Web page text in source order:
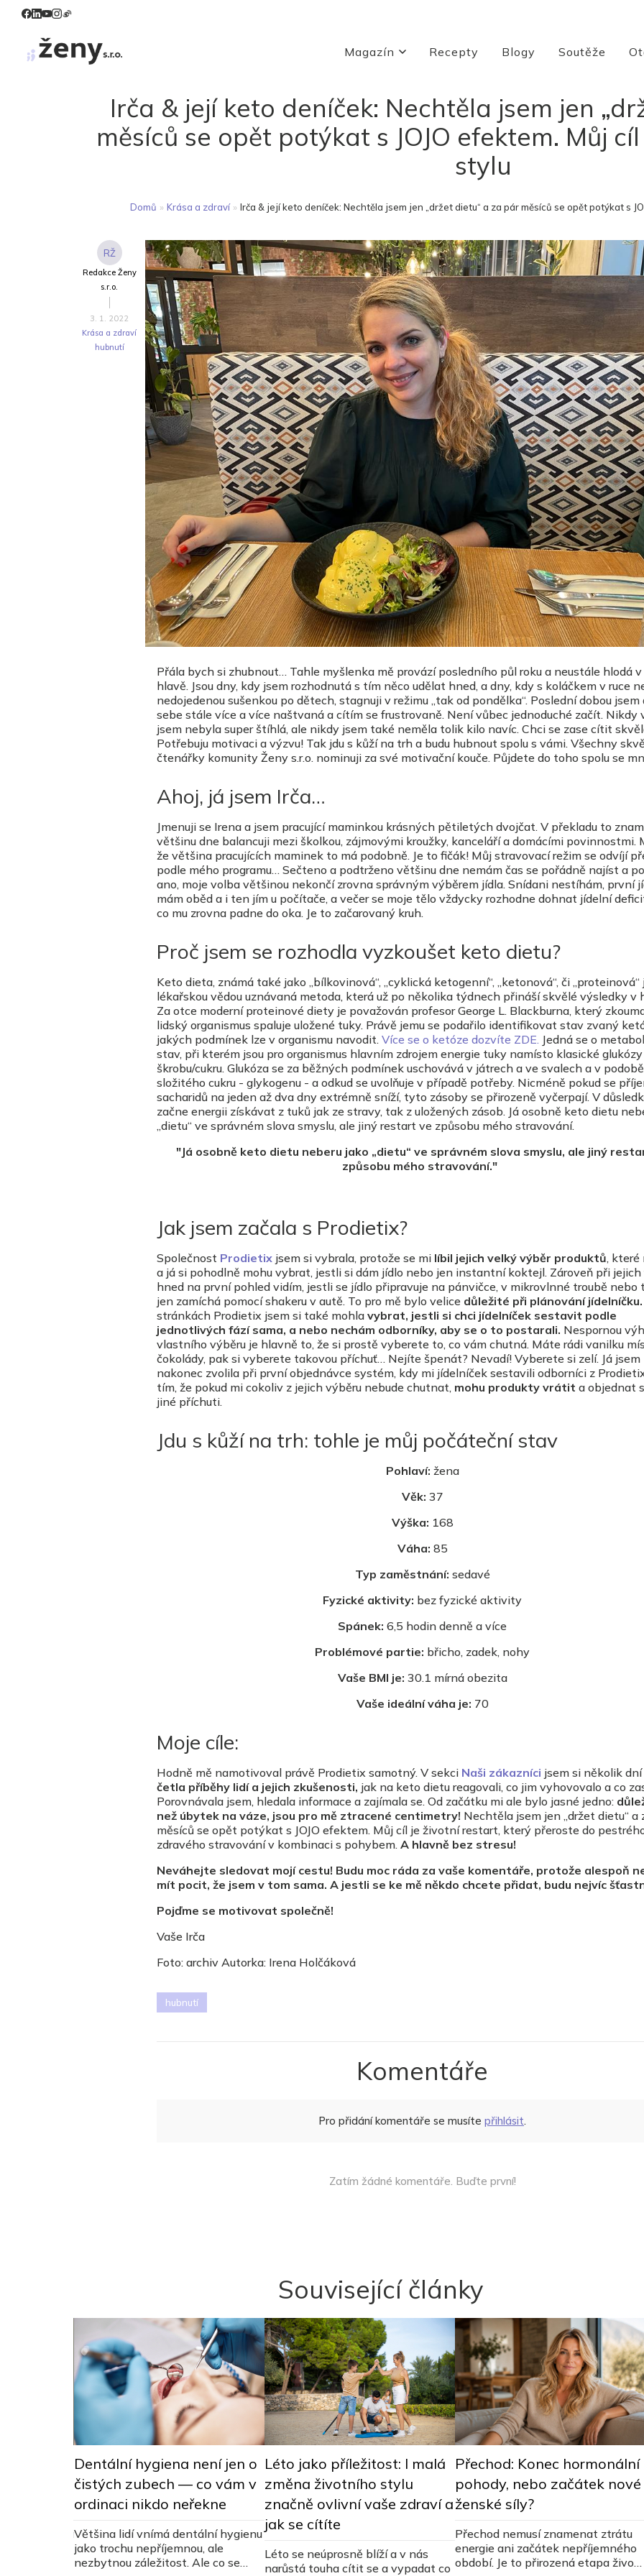
Magazín Recepty Blogy Soutěže
Irča & její keto deníček: Nechtěla jsem jen
měsíců se opět potýkat s JOJO efektem. Můj
stylu
Domů » Krása a zdraví » Irča & její keto deníček: Nechtěla jsem jen „držet dietu“ a za pár měsíců se opět potýkat s
RŽ
Redakce Ženy
s.r.o.
3. 1. 2022
Krása a zdraví
hubnutí
Přála bych si zhubnout… Tahle myšlenka mě provází posledního půl roku a neustále hlodá v
hlavě. Jsou dny, kdy jsem rozhodnutá s tím něco udělat hned, a dny, kdy s koláčkem v ruce
nedojedenou sušenkou po dětech, stagnuji v režimu „tak od pondělka“. Poslední dobou jsem
sebe stále více a více naštvaná a cítím se frustrovaně. Není vůbec jednoduché začít. Nikdy
jsem nebyla super štíhlá, ale nikdy jsem také neměla tolik kilo navíc. Chci se zase cítit
Potřebuju motivaci a výzvu! Tak jdu s kůží na trh a budu hubnout spolu s vámi. Všechny
čtenářky komunity Ženy s.r.o. nominuji za své motivační kouče. Půjdete do toho spolu se
Ahoj, já jsem Irča…
Jmenuji se Irena a jsem pracující maminkou krásných pětiletých dvojčat. V překladu to
většinu dne balancuji mezi školkou, zájmovými kroužky, kanceláří a domácími povinnostmi.
že většina pracujících maminek to má podobně. Je to fičák! Můj stravovací režim se odvíjí
podle mého programu… Sečteno a podtrženo většinu dne nemám čas se pořádně najíst a
ano, moje volba většinou nekončí zrovna správným výběrem jídla. Snídani nestíhám, první
mám oběd a i ten jím u počítače, a večer se moje tělo vždycky rozhodne dohnat jídelní
co mu zrovna padne do oka. Je to začarovaný kruh.
Proč jsem se rozhodla vyzkoušet keto dietu?
Keto dieta, známá také jako „bílkovinová“, „cyklická ketogenní“, „ketonová“, či „proteinová“
lékařskou vědou uznávaná metoda, která už po několika týdnech přináší skvělé výsledky v
Za otce moderní proteinové diety je považován profesor George L. Blackburna, který
lidský organismus spaluje uložené tuky. Právě jemu se podařilo identifikovat stav zvaný
jakých podmínek lze v organismu navodit. Více se o ketóze dozvíte ZDE. Jedná se o
stav, při kterém jsou pro organismus hlavním zdrojem energie tuky namísto klasické
škrobu/cukru. Glukóza se za běžných podmínek uschovává v játrech a ve svalech a v podobě
složitého cukru - glykogenu - a odkud se uvolňuje v případě potřeby. Nicméně pokud se
sacharidů na jeden až dva dny extrémně sníží, tyto zásoby se přirozeně vyčerpají. V
začne energii získávat z tuků jak ze stravy, tak z uložených zásob. Já osobně keto dietu
„dietu“ ve správném slova smyslu, ale jiný restart ve způsobu mého stravování.
"Já osobně keto dietu neberu jako „dietu“ ve správném slova smyslu, ale jiný
způsobu mého stravování."
Jak jsem začala s Prodietix?
Společnost Prodietix jsem si vybrala, protože se mi líbil jejich velký výběr produktů, které
a já si pohodlně mohu vybrat, jestli si dám jídlo nebo jen instantní koktejl. Zároveň při jejich
hned na první pohled vidím, jestli se jídlo připravuje na pánvičce, v mikrovlnné troubě nebo
jen zamíchá pomocí shakeru v autě. To pro mě bylo velice důležité při plánování jídelníčku.
stránkách Prodietix jsem si také mohla vybrat, jestli si chci jídelníček sestavit podle
jednotlivých fází sama, a nebo nechám odborníky, aby se o to postarali. Nespornou
vlastního výběru je hlavně to, že si prostě vyberete to, co vám chutná. Máte rádi vanilku
čokolády, pak si vyberete takovou příchuť… Nejíte špenát? Nevadí! Vyberete si zelí. Já jsem
nakonec zvolila při první objednávce systém, kdy mi jídelníček sestavili odborníci z
tím, že pokud mi cokoliv z jejich výběru nebude chutnat, mohu produkty vrátit a objednat
jiné příchuti.
Jdu s kůží na trh: tohle je můj počáteční stav
Pohlaví: žena
Věk: 37
Výška: 168
Váha: 85
Typ zaměstnání: sedavé
Fyzické aktivity: bez fyzické aktivity
Spánek: 6,5 hodin denně a více
Problémové partie: břicho, zadek, nohy
Vaše BMI je: 30.1 mírná obezita
Vaše ideální váha je: 70
Moje cíle:
Hodně mě namotivoval právě Prodietix samotný. V sekci Naši zákazníci jsem si několik
četla příběhy lidí a jejich zkušenosti, jak na keto dietu reagovali, co jim vyhovovalo a co
Porovnávala jsem, hledala informace a zajímala se. Od začátku mi ale bylo jasné jedno:
než úbytek na váze, jsou pro mě ztracené centimetry! Nechtěla jsem jen „držet dietu“ a
měsíců se opět potýkat s JOJO efektem. Můj cíl je životní restart, který přeroste do
zdravého stravování v kombinaci s pohybem. A hlavně bez stresu!
Neváhejte sledovat mojí cestu! Budu moc ráda za vaše komentáře, protože alespoň
mít pocit, že jsem v tom sama. A jestli se ke mě někdo chcete přidat, budu nejvíc
Pojďme se motivovat společně!
Vaše Irča
Foto: archiv Autorka: Irena Holčáková
hubnutí
Komentáře
Pro přidání komentáře se musíte přihlásit.
Zatím žádné komentáře. Buďte první!
Související články
pigmentová
Dentální hygiena není jen o
čistých zubech — co vám v
ordinaci nikdo neřekne
Většina lidí vnímá dentální hygienu
jako trochu nepříjemnou, ale
nezbytnou záležitost. Ale co se
Léto jako příležitost: I malá
změna životního stylu
značně ovlivní vaše zdraví a
jak se cítíte
Léto se neúprosně blíží a v nás
narůstá touha cítit se a vypadat co
Přechod: Konec hormonální
pohody, nebo začátek nové
ženské síly?
Přechod nemusí znamenat ztrátu
energie ani začátek nepříjemného
období. Je to přirozená etapa života